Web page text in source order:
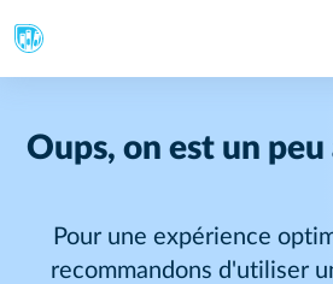
Oups, on est un
Pour une expérience
recommandons d'utiliser